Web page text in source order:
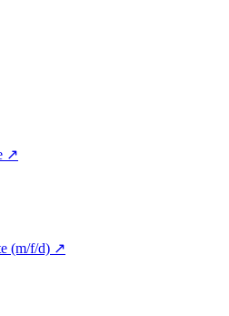
↗
(m/f/d) ↗